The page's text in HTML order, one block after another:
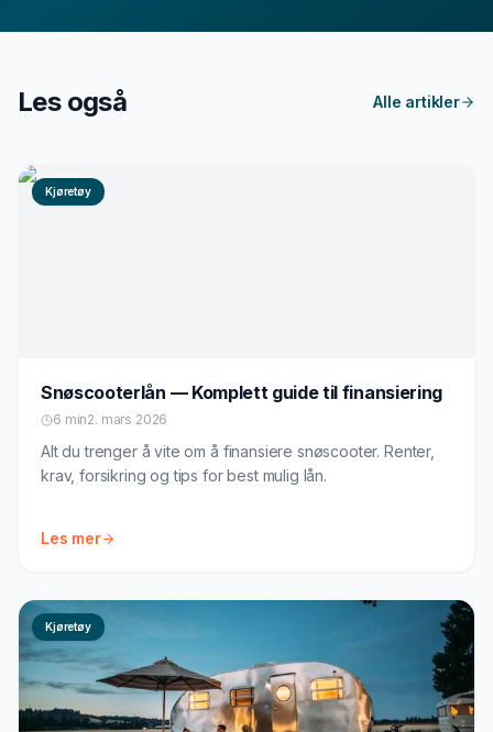
Les også Alle artikler
Kjøretøy
Snøscooterlån — Komplett guide til finansiering
6 min2. mars 2026
Alt du trenger å vite om å finansiere snøscooter. Renter,
krav, forsikring og tips for best mulig lån.
Les mer
Kjøretøy